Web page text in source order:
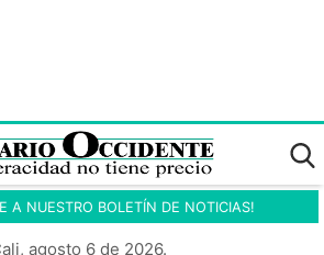
A NUESTRO BOLETÍN DE NOTICIAS!
agosto 6 de 2026.